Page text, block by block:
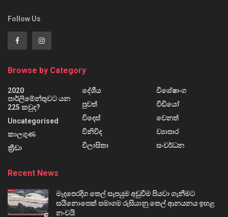
Follow Us
Browse by Category
2020
පාර්ලිමේන්තුවට යන
225 කවුද?
Uncategorised
කාලගුණ
ක්‍රීඩා
දේශීය
පුවත්
විදෙස්
විනිවිද
විලාසිතා
විශේෂාංග
වීඩියෝ
වෙනත්
ව්‍යාපාර
සංවර්ධන
Recent News
මැදපෙරදිග තෙල් සැපයුම අඩුවීම පියවා ගැනීමට
සයිනොපෙක් සමාගම රුසියානු තෙල් ආනයනය ඉහළ
නංවයි